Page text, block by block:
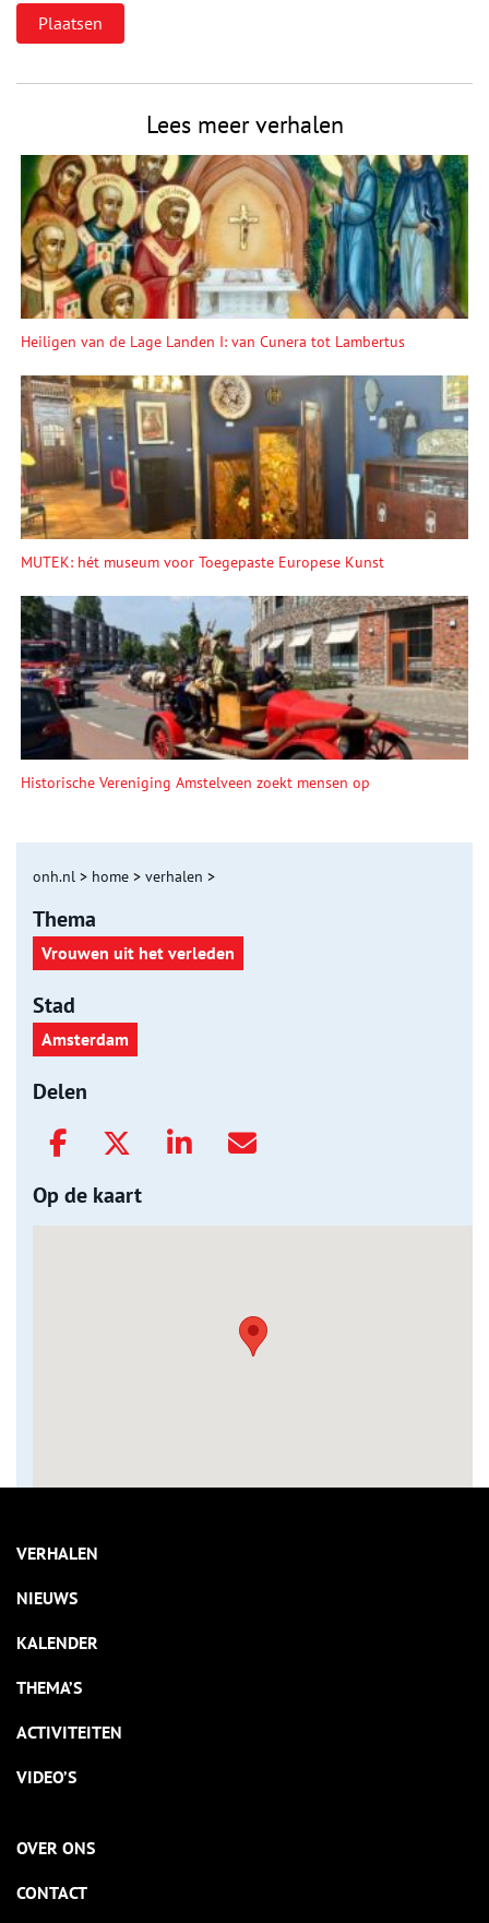
Lees meer verhalen
Heiligen van de Lage Landen I: van Cunera tot Lambertus
MUTEK: hét museum voor Toegepaste Europese Kunst
Historische Vereniging Amstelveen zoekt mensen op
onh.nl > home > verhalen >
Thema
Vrouwen uit het verleden
Stad
Amsterdam
Delen
Op de kaart
VERHALEN
NIEUWS
KALENDER
THEMA’S
ACTIVITEITEN
VIDEO’S
OVER ONS
CONTACT